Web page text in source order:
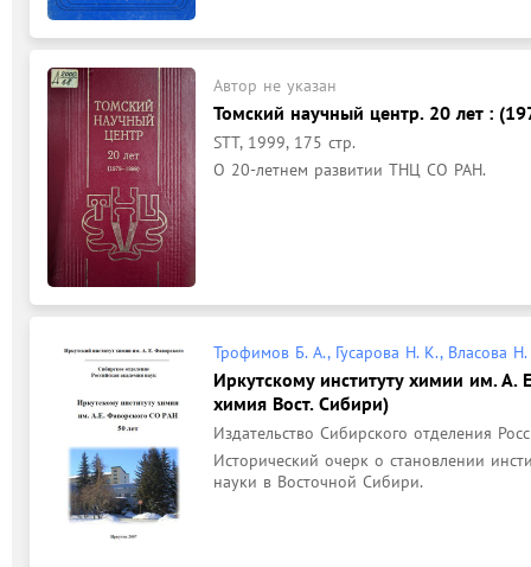
Автор не указан
Томский научный центр. 20 лет :
STT, 1999, 175 стр.
О 20-летнем развитии ТНЦ СО РАН.
Трофимов Б. А., Гусарова Н. К., Власова
Иркутскому институту химии им. А.
химия Вост. Сибири)
Издательство Сибирского отделения
Исторический очерк о становлении
науки в Восточной Сибири.